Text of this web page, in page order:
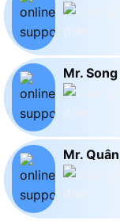
Mr. Song
Mr. Quân